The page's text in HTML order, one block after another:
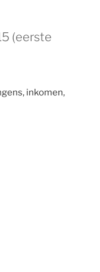
(eerste
inkomen,